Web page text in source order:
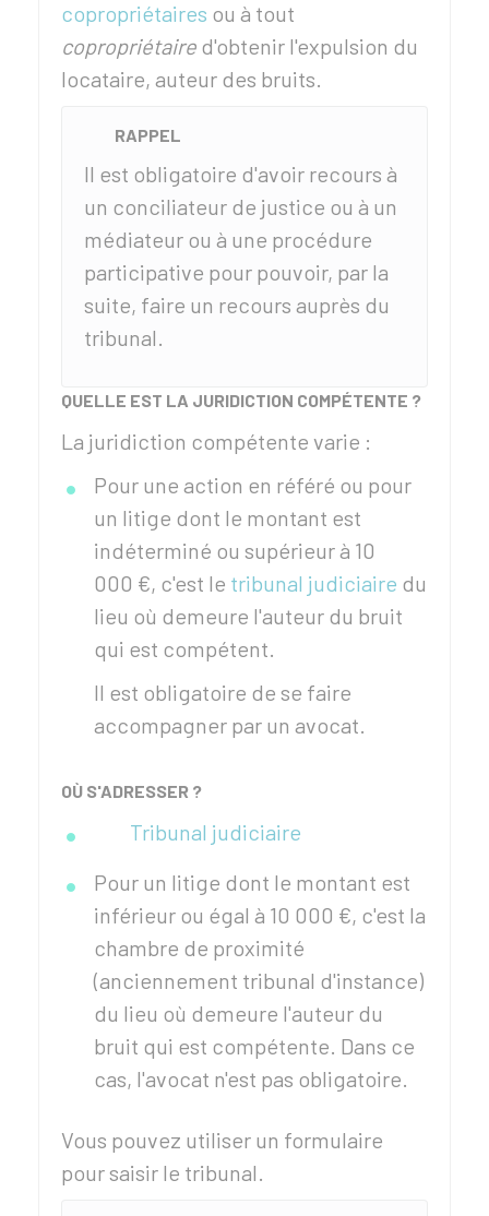
copropriétaires ou à tout
copropriétaire d'obtenir l'expulsion du
locataire, auteur des bruits.
RAPPEL
Il est obligatoire d'avoir recours à
un conciliateur de justice ou à un
médiateur ou à une procédure
participative pour pouvoir, par la
suite, faire un recours auprès du
tribunal.
QUELLE EST LA JURIDICTION COMPÉTENTE ?
La juridiction compétente varie :
Pour une action en référé ou pour
un litige dont le montant est
indéterminé ou supérieur à 10
000 €, c'est le tribunal judiciaire du
lieu où demeure l'auteur du bruit
qui est compétent.
Il est obligatoire de se faire
accompagner par un avocat.
OÙ S'ADRESSER ?
Tribunal judiciaire
Pour un litige dont le montant est
inférieur ou égal à 10 000 €, c'est la
chambre de proximité
(anciennement tribunal d'instance)
du lieu où demeure l'auteur du
bruit qui est compétente. Dans ce
cas, l'avocat n'est pas obligatoire.
Vous pouvez utiliser un formulaire
pour saisir le tribunal.